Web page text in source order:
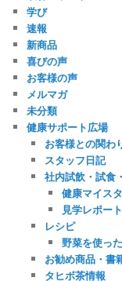
学び
速報
新商品
喜びの声
お客様の声
メルマガ
未分類
健康サポート広場
お客様との関わ
スタッフ日記
社内試飲・試食
健康マイス
見学レポート
レシピ
野菜を使っ
お勧め商品・書
タヒボ茶情報